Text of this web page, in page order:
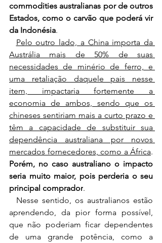
commodities australianas por de outros
Estados, como o carvão que poderá vir
da Indonésia.
Pelo outro lado, a China importa da
Austrália mais de 50% de suas
necessidades de minério de ferro, e
uma retaliação daquele pais nesse
item, impactaria fortemente a
economia de ambos, sendo que os
chineses sentiriam mais a curto prazo e
têm a capacidade de substituir sua
dependência australiana por novos
mercados fornecedores, como a África
Porém, no caso australiano o impacto
seria muito maior, pois perderia o seu
principal comprador.
aprendendo, da pior forma possível,
que não poderiam ficar dependentes
de uma grande potência, como a